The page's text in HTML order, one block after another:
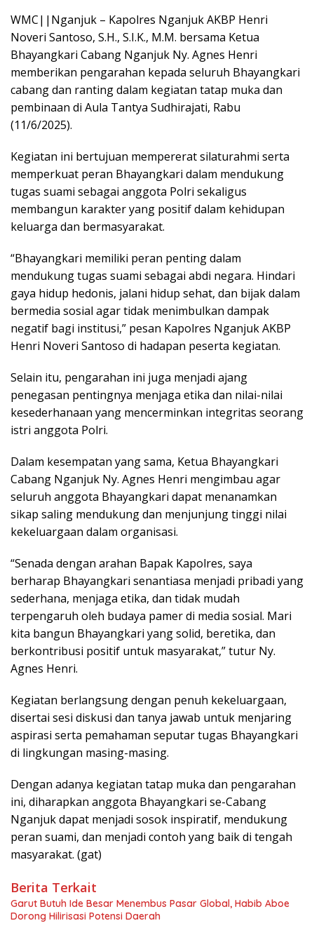
WMC||Nganjuk – Kapolres Nganjuk AKBP Henri
Noveri Santoso, S.H., S.I.K., M.M. bersama Ketua
Bhayangkari Cabang Nganjuk Ny. Agnes Henri
memberikan pengarahan kepada seluruh Bhayangkari
cabang dan ranting dalam kegiatan tatap muka dan
pembinaan di Aula Tantya Sudhirajati, Rabu
(11/6/2025).
Kegiatan ini bertujuan mempererat silaturahmi serta
memperkuat peran Bhayangkari dalam mendukung
tugas suami sebagai anggota Polri sekaligus
membangun karakter yang positif dalam kehidupan
keluarga dan bermasyarakat.
“Bhayangkari memiliki peran penting dalam
mendukung tugas suami sebagai abdi negara. Hindari
gaya hidup hedonis, jalani hidup sehat, dan bijak dalam
bermedia sosial agar tidak menimbulkan dampak
negatif bagi institusi,” pesan Kapolres Nganjuk AKBP
Henri Noveri Santoso di hadapan peserta kegiatan.
Selain itu, pengarahan ini juga menjadi ajang
penegasan pentingnya menjaga etika dan nilai-nilai
kesederhanaan yang mencerminkan integritas seorang
istri anggota Polri.
Dalam kesempatan yang sama, Ketua Bhayangkari
Cabang Nganjuk Ny. Agnes Henri mengimbau agar
seluruh anggota Bhayangkari dapat menanamkan
sikap saling mendukung dan menjunjung tinggi nilai
kekeluargaan dalam organisasi.
“Senada dengan arahan Bapak Kapolres, saya
berharap Bhayangkari senantiasa menjadi pribadi yang
sederhana, menjaga etika, dan tidak mudah
terpengaruh oleh budaya pamer di media sosial. Mari
kita bangun Bhayangkari yang solid, beretika, dan
berkontribusi positif untuk masyarakat,” tutur Ny.
Agnes Henri.
Kegiatan berlangsung dengan penuh kekeluargaan,
disertai sesi diskusi dan tanya jawab untuk menjaring
aspirasi serta pemahaman seputar tugas Bhayangkari
di lingkungan masing-masing.
Dengan adanya kegiatan tatap muka dan pengarahan
ini, diharapkan anggota Bhayangkari se-Cabang
Nganjuk dapat menjadi sosok inspiratif, mendukung
peran suami, dan menjadi contoh yang baik di tengah
masyarakat. (gat)
Berita Terkait
Garut Butuh Ide Besar Menembus Pasar Global, Habib Aboe
Dorong Hilirisasi Potensi Daerah